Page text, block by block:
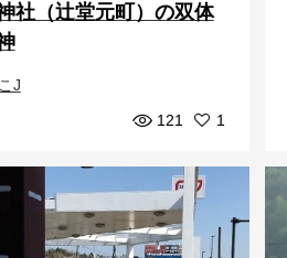
社（辻堂元町）の双体
J
121
1